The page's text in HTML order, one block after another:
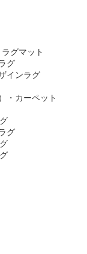
グマット
グ
インラグ
・カーペット
グ